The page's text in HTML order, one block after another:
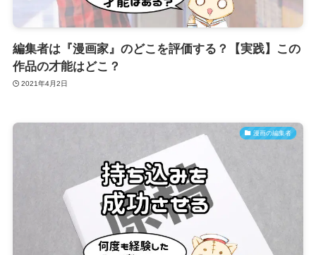
編集者は『漫画家』のどこを評価する？【実践】この
作品の才能はどこ？
2021年4月2日
漫画の編集者